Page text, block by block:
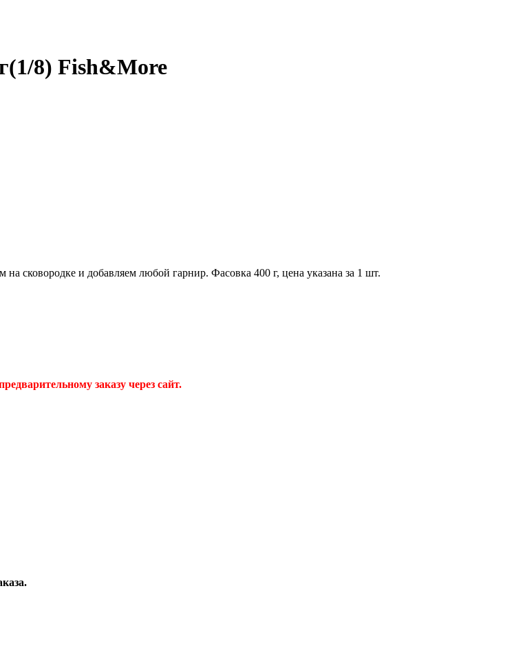
8) Fish&More
сковородке и добавляем любой гарнир. Фасовка 400 г, цена указана за 1 шт.
заказу через сайт.